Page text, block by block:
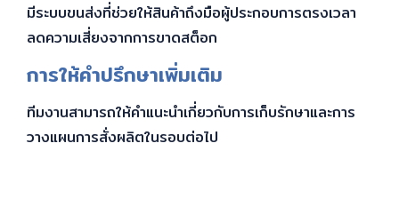
มีระบบขนส่งที่ช่วยให้สินค้าถึงมือผู้ประกอบการตรงเวลา
ลดความเสี่ยงจากการขาดสต็อก
การให้คำปรึกษาเพิ่มเติม
ทีมงานสามารถให้คำแนะนำเกี่ยวกับการเก็บรักษาและการ
วางแผนการสั่งผลิตในรอบต่อไป